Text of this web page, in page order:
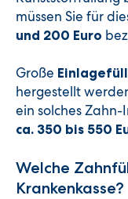
müssen Sie für
und 200 Euro
Große
hergestellt
ein solches Zahn-
ca. 350 bis 550
Welche
Krankenkasse?